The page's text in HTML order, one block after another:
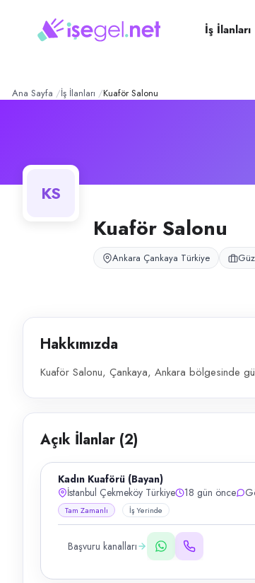
Salonu –
Kuaför Salonu, Çankaya, Ankara bölgesinde güzellik &
pozisyonlar
Kadın Kuaförü (Bayan)
İş İlanları
Ana Sayfa İş İlanları Kuaför Salonu
KS
Kuaför Salonu
Ankara Çankaya Türkiye
Hakkımızda
Kuaför Salonu, Çankaya, Ankara bölgesinde
Açık İlanlar (2)
Kadın Kuaförü (Bayan)
İstanbul Çekmeköy Türkiye
18 gün önce
Tam Zamanlı İş Yerinde
Başvuru kanalları